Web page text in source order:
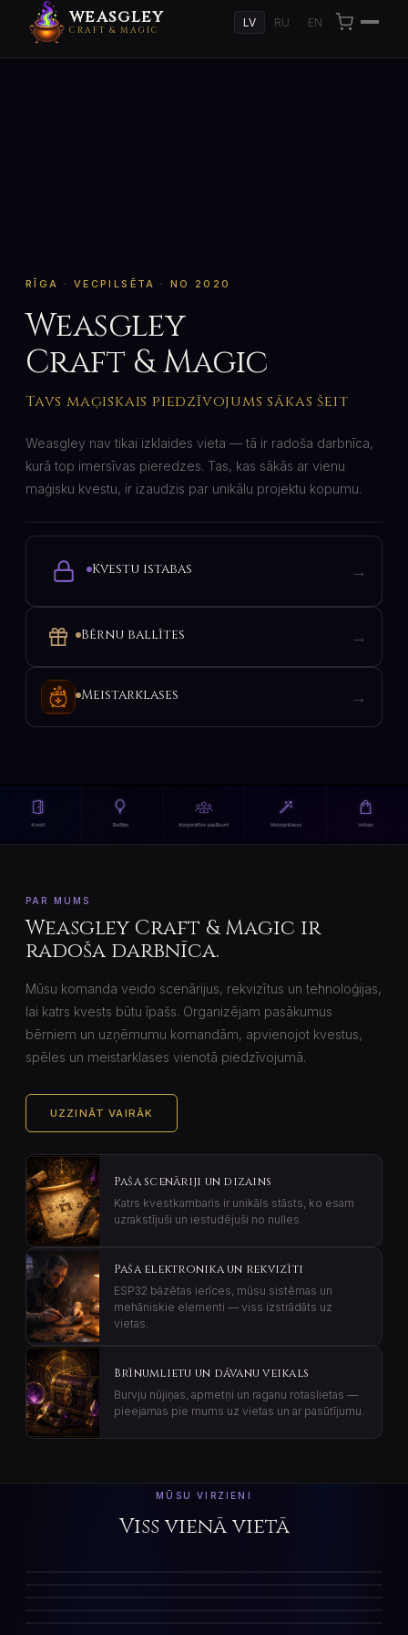
WEASGLEY
CRAFT & MAGIC
LV RU EN
RĪGA · VECPILSĒTA · NO 2020
Weasgley
Craft & Magic
Tavs maģiskais piedzīvojums sākas šeit
Weasgley nav tikai izklaides vieta — tā ir radoša darbnīca,
kurā top imersīvas pieredzes. Tas, kas sākās ar vienu
maģisku kvestu, ir izaudzis par unikālu projektu kopumu.
Kvestu istabas →
Bērnu ballītes →
Meistarklases →
PAR MUMS
Weasgley Craft & Magic ir
radoša darbnīca.
Mūsu komanda veido scenārijus, rekvizītus un tehnoloģijas,
lai katrs kvests būtu īpašs. Organizējam pasākumus
bērniem un uzņēmumu komandām, apvienojot kvestus,
spēles un meistarklases vienotā piedzīvojumā.
UZZINĀT VAIRĀK
Paša scenāriji un dizains
Katrs kvestkambaris ir unikāls stāsts, ko esam
uzrakstījuši un iestudējuši no nulles.
Paša elektronika un rekvizīti
ESP32 bāzētas ierīces, mūsu sistēmas un
mehāniskie elementi — viss izstrādāts uz
vietas.
Brīnumlietu un dāvanu veikals
Burvju nūjiņas, apmetņi un raganu rotaslietas —
pieejamas pie mums uz vietas un ar pasūtījumu.
MŪSU VIRZIENI
Viss vienā vietā